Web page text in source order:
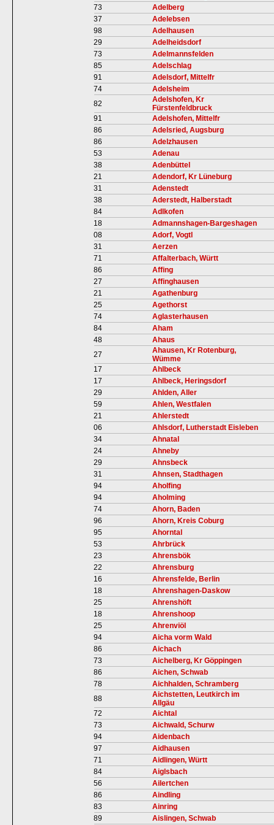
73
Adelberg
37
Adelebsen
98
Adelhausen
29
Adelheidsdorf
73
Adelmannsfelden
85
Adelschlag
91
Adelsdorf, Mittelfr
74
Adelsheim
82
Adelshofen, Kr
Fürstenfeldbruck
91
Adelshofen, Mittelfr
86
Adelsried, Augsburg
86
Adelzhausen
53
Adenau
38
Adenbüttel
21
Adendorf, Kr Lüneburg
31
Adenstedt
38
Aderstedt, Halberstadt
84
Adlkofen
18
Admannshagen-Bargeshagen
08
Adorf, Vogtl
31
Aerzen
71
Affalterbach, Württ
86
Affing
27
Affinghausen
21
Agathenburg
25
Agethorst
74
Aglasterhausen
84
Aham
48
Ahaus
27
Ahausen, Kr Rotenburg,
Wümme
17
Ahlbeck
17
Ahlbeck, Heringsdorf
29
Ahlden, Aller
59
Ahlen, Westfalen
21
Ahlerstedt
06
Ahlsdorf, Lutherstadt Eisleben
34
Ahnatal
24
Ahneby
29
Ahnsbeck
31
Ahnsen, Stadthagen
94
Aholfing
94
Aholming
74
Ahorn, Baden
96
Ahorn, Kreis Coburg
95
Ahorntal
53
Ahrbrück
23
Ahrensbök
22
Ahrensburg
16
Ahrensfelde, Berlin
18
Ahrenshagen-Daskow
25
Ahrenshöft
18
Ahrenshoop
25
Ahrenviöl
94
Aicha vorm Wald
86
Aichach
73
Aichelberg, Kr Göppingen
86
Aichen, Schwab
78
Aichhalden, Schramberg
88
Aichstetten, Leutkirch im
Allgäu
72
Aichtal
73
Aichwald, Schurw
94
Aidenbach
97
Aidhausen
71
Aidlingen, Württ
84
Aiglsbach
56
Ailertchen
86
Aindling
83
Ainring
89
Aislingen, Schwab